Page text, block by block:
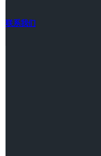
联系我们